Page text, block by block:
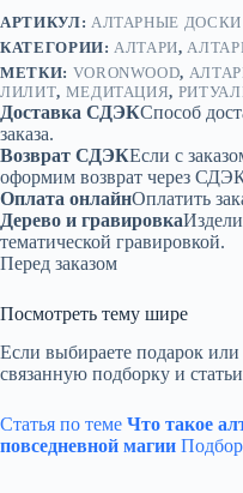
АРТИКУЛ: АЛТАРНЫЕ ДОСКИ
КАТЕГОРИИ: АЛТАРИ,
МЕТКИ: VORONWOOD,
ЛИЛИТ, МЕДИТАЦИЯ,
Доставка СДЭКСпособ
заказа.
Возврат СДЭКЕсли с
оформим возврат через
Оплата онлайнОплатить
Дерево и гравировка
тематической гравировкой.
Перед заказом
Посмотреть тему шире
Если выбираете подарок
связанную подборку и
Статья по теме Что такое
повседневной магии